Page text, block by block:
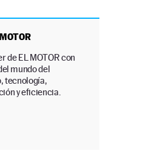
de EL MOTOR con
mundo del
tecnología,
y eficiencia.